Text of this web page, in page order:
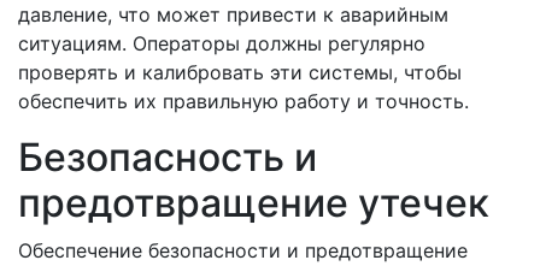
давление, что может привести к аварийным
ситуациям. Операторы должны регулярно
проверять и калибровать эти системы, чтобы
обеспечить их правильную работу и точность.
Безопасность и
предотвращение утечек
Обеспечение безопасности и предотвращение